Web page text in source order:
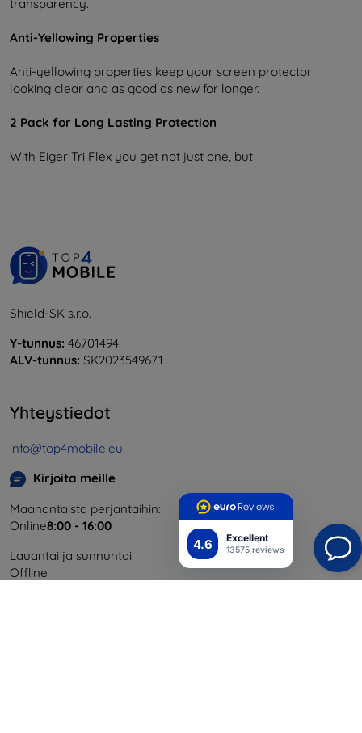
4.6 Excellent
13575 reviews
transparency.
Anti-Yellowing Properties
Anti-yellowing properties keep your screen protector
looking clear and as good as new for longer.
2 Pack for Long Lasting Protection
With Eiger Tri Flex you get not just one, but
Shield-SK s.r.o.
Y-tunnus: 46701494
ALV-tunnus: SK2023549671
Yhteystiedot
info@top4mobile.eu
Kirjoita meille
Maanantaista perjantaihin:
Online8:00 - 16:00
Lauantai ja sunnuntai:
Offline